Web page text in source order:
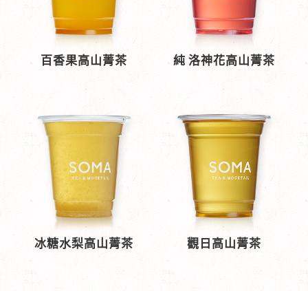
百香果高山菁茶 純 洛神花高山菁茶
冰糖水梨高山菁茶 觀日高山菁茶